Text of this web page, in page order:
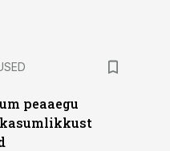
peaaegu